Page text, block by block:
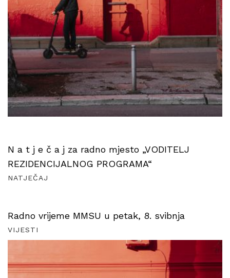
N a t j e č a j za radno mjesto „VODITELJ
REZIDENCIJALNOG PROGRAMA“
NATJEČAJ
Radno vrijeme MMSU u petak, 8. svibnja
VIJESTI